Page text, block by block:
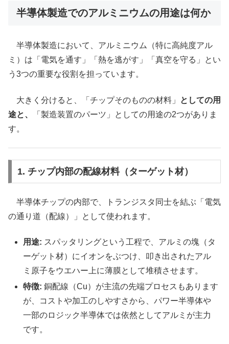
半導体製造でのアルミニウムの用途は何か
半導体製造において、アルミニウム（特に高純度アル
ミ）は「電気を通す」「熱を逃がす」「真空を守る」とい
う3つの重要な役割を担っています。
大きく分けると、「チップそのものの材料」
としての用
途と、
「製造装置のパーツ」としての用途の2つがありま
す。
1. チップ内部の配線材料（ターゲット材）
半導体チップの内部で、トランジスタ同士を結ぶ「電気
の通り道（配線）」として使われます。
用途: スパッタリングという工程で、アルミの塊（タ
ーゲット材）にイオンをぶつけ、叩き出されたアル
ミ原子をウエハー上に薄膜として堆積させます。
特徴: 銅配線（Cu）が主流の先端プロセスもあります
が、コストや加工のしやすさから、パワー半導体や
一部のロジック半導体では依然としてアルミが主力
です。